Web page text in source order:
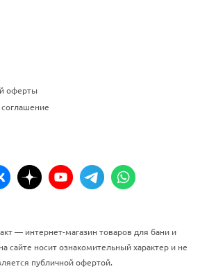
оферты
— интернет-магазин товаров для бани и
сайте носит ознакомительный характер и не
публичной офертой.